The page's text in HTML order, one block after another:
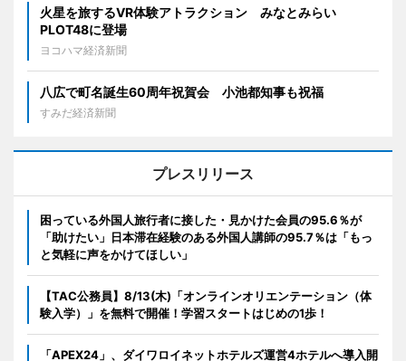
火星を旅するVR体験アトラクション みなとみらい
PLOT48に登場
ヨコハマ経済新聞
八広で町名誕生60周年祝賀会 小池都知事も祝福
すみだ経済新聞
プレスリリース
困っている外国人旅行者に接した・見かけた会員の95.6％が
「助けたい」日本滞在経験のある外国人講師の95.7％は「もっ
と気軽に声をかけてほしい」
【TAC公務員】8/13(木)「オンラインオリエンテーション（体
験入学）」を無料で開催！学習スタートはじめの1歩！
「APEX24」、ダイワロイネットホテルズ運営4ホテルへ導入開